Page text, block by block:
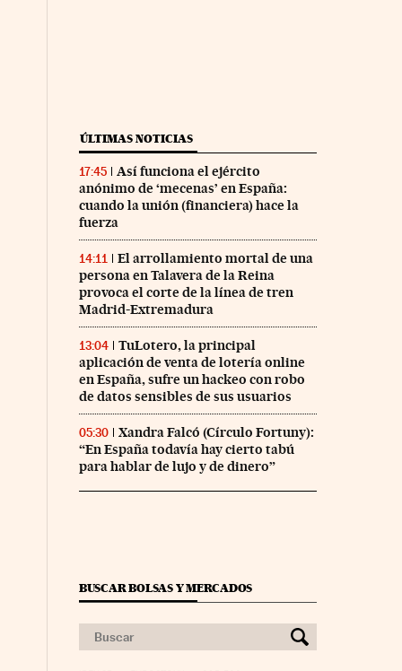
ÚLTIMAS NOTICIAS
17:45
Así funciona el ejército
anónimo de ‘mecenas’ en España:
cuando la unión (financiera) hace la
fuerza
14:11
El arrollamiento mortal de una
persona en Talavera de la Reina
provoca el corte de la línea de tren
Madrid-Extremadura
13:04
TuLotero, la principal
aplicación de venta de lotería online
en España, sufre un hackeo con robo
de datos sensibles de sus usuarios
05:30
Xandra Falcó (Círculo Fortuny):
“En España todavía hay cierto tabú
para hablar de lujo y de dinero”
BUSCAR BOLSAS Y MERCADOS